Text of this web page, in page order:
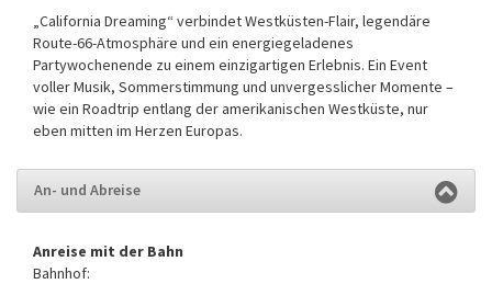
„California Dreaming“ verbindet Westküsten-Flair, legendäre
Route-66-Atmosphäre und ein energiegeladenes
Partywochenende zu einem einzigartigen Erlebnis. Ein Event
voller Musik, Sommerstimmung und unvergesslicher Momente –
wie ein Roadtrip entlang der amerikanischen Westküste, nur
eben mitten im Herzen Europas.
An- und Abreise
Anreise mit der Bahn
Bahnhof: